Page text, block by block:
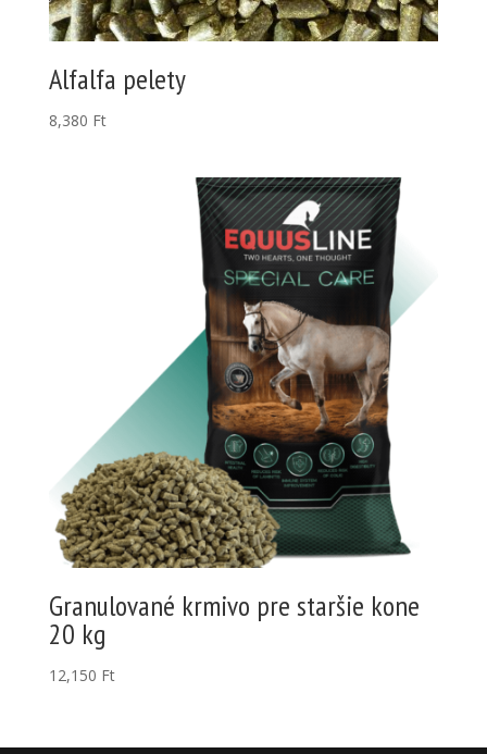
Alfalfa pelety
8,380 Ft
Granulované krmivo pre staršie kone
20 kg
12,150 Ft